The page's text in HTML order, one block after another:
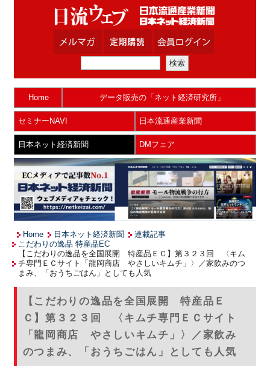
Home データ販売の「ネット経済研究所」
セミナーNAVI 日本流通産業新聞
日本ネット経済新聞 DMフェア
Home 日本ネット経済新聞
連載記事
こだわりの逸品 特産品EC
【こだわりの逸品を全国展開 特産品ＥＣ】第３２３回 〈キム
チ専門ＥＣサイト「龍岡商店 やさしいキムチ」〉／家飲みのつ
まみ、「おうちごはん」としても人気
【こだわりの逸品を全国展開 特産品Ｅ
Ｃ】第３２３回 〈キムチ専門ＥＣサイト
「龍岡商店 やさしいキムチ」〉／家飲み
のつまみ、「おうちごはん」としても人気